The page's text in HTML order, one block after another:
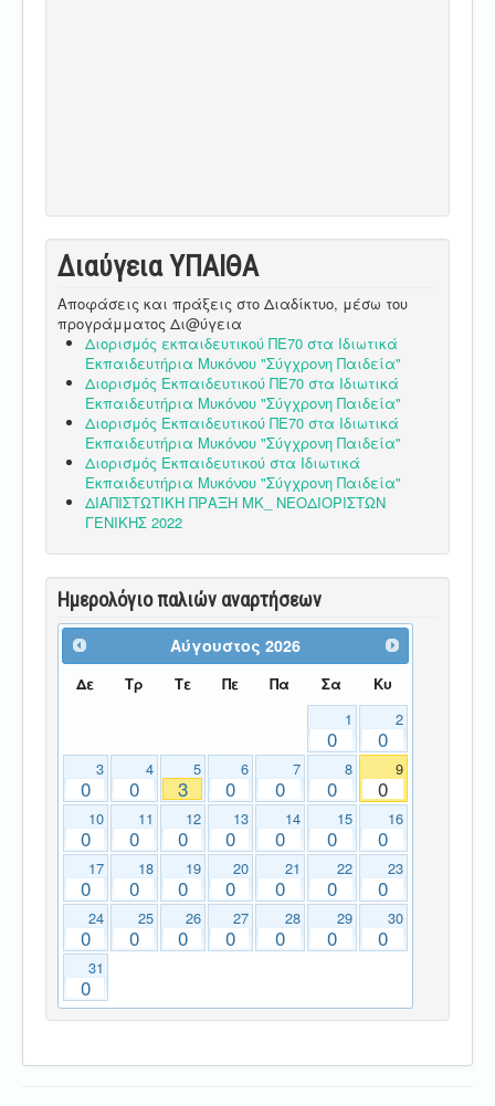
Διαύγεια ΥΠΑΙΘA
Αποφάσεις και πράξεις στο Διαδίκτυο, μέσω του
προγράμματος Δι@ύγεια
Διορισμός εκπαιδευτικού ΠΕ70 στα Ιδιωτικά
Εκπαιδευτήρια Μυκόνου "Σύγχρονη Παιδεία"
Διορισμός Εκπαιδευτικού ΠΕ70 στα Ιδιωτικά
Εκπαιδευτήρια Μυκόνου "Σύγχρονη Παιδεία"
Διορισμός Εκπαιδευτικού ΠΕ70 στα Ιδιωτικά
Εκπαιδευτήρια Μυκόνου "Σύγχρονη Παιδεία"
Διορισμός Εκπαιδευτικού στα Ιδιωτικά
Εκπαιδευτήρια Μυκόνου "Σύγχρονη Παιδεία"
ΔΙΑΠΙΣΤΩΤΙΚΗ ΠΡΑΞΗ ΜΚ_ ΝΕΟΔΙΟΡΙΣΤΩΝ
ΓΕΝΙΚΗΣ 2022
Ημερολόγιο παλιών αναρτήσεων
Αύγουστος 2026
Δε Τρ Τε Πε Πα Σα Κυ
1
0
2
0
3
0
4
0
5
3
6
0
7
0
8
0
9
0
10
0
11
0
12
0
13
0
14
0
15
0
16
0
17
0
18
0
19
0
20
0
21
0
22
0
23
0
24
0
25
0
26
0
27
0
28
0
29
0
30
0
31
0